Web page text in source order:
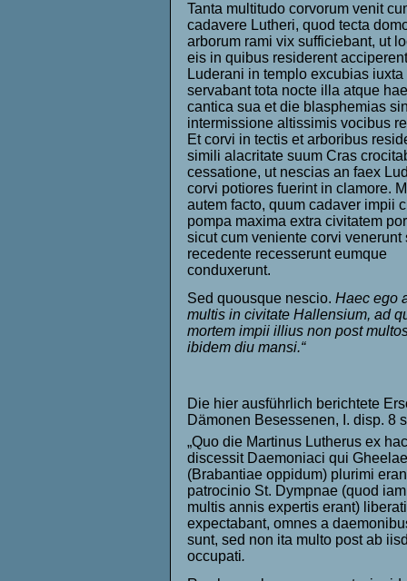
Tanta multitudo corvorum venit
cadavere Lutheri, quod tecta
arborum rami vix sufficiebant, ut
eis in quibus residerent
Luderani in templo excubias iuxta
servabant tota nocte illa atque
cantica sua et die blasphemias
intermissione altissimis vocibus
Et corvi in tectis et arboribus
simili alacritate suum Cras
cessatione, ut nescias an faex
corvi potiores fuerint in clamore.
autem facto, quum cadaver impii
pompa maxima extra civitatem
sicut cum veniente corvi venerunt
recedente recesserunt eumque
conduxerunt.
Sed quousque nescio. Haec ego
multis in civitate Hallensium, ad
mortem impii illius non post
ibidem diu mansi.“
Die hier ausführlich berichtete
Dämonen Besessenen, I. disp. 8
„Quo die Martinus Lutherus ex
discessit Daemoniaci qui Gheelae
(Brabantiae oppidum) plurimi
patrocinio St. Dympnae (quod
multis annis expertis erant)
expectabant, omnes a
sunt, sed non ita multo post ab
occupati.